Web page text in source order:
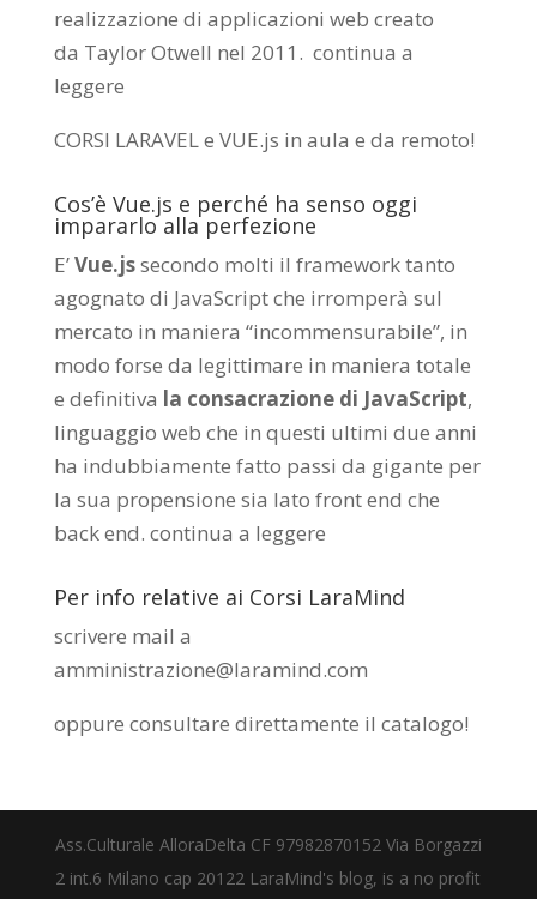
realizzazione di applicazioni web creato
da Taylor Otwell nel 2011. continua a
leggere
CORSI LARAVEL e VUE.js in aula e da remoto!
Cos’è Vue.js e perché ha senso oggi
impararlo alla perfezione
E’Vue.jssecondo molti il framework tanto
agognato di JavaScript che irromperà sul
mercato in maniera “incommensurabile”, in
modo forse da legittimare in maniera totale
e definitiva la consacrazione di JavaScript,
linguaggio web che in questi ultimi due anni
ha indubbiamente fatto passi da gigante per
la sua propensione sia lato front end che
back end. continua a leggere
Per info relative ai Corsi LaraMind
scrivere mail a
amministrazione@laramind.com
oppure consultare direttamente il catalogo!
Ass.Culturale AlloraDelta CF 97982870152 Via Borgazzi
2 int.6 Milano cap 20122 LaraMind's blog, is a no profit